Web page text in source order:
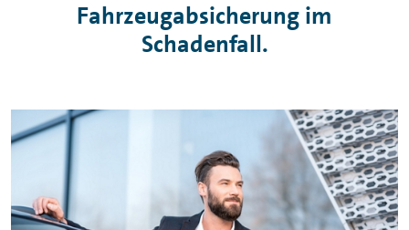
Fahrzeugabsicherung im
Schadenfall.